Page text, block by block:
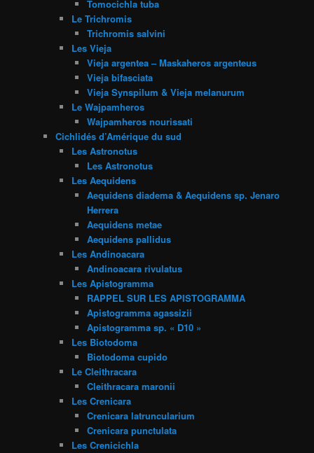
Tomocichla tuba
Le Trichromis
Trichromis salvini
Les Vieja
Vieja argentea – Maskaheros argenteus
Vieja bifasciata
Vieja Synspilum & Vieja melanurum
Le Wajpamheros
Wajpamheros nourissati
Cichlidés d’Amérique du sud
Les Astronotus
Les Astronotus
Les Aequidens
Aequidens diadema & Aequidens sp. Jenaro
Herrera
Aequidens metae
Aequidens pallidus
Les Andinoacara
Andinoacara rivulatus
Les Apistogramma
RAPPEL SUR LES APISTOGRAMMA
Apistogramma agassizii
Apistogramma sp. « D10 »
Les Biotodoma
Biotodoma cupido
Le Cleithracara
Cleithracara maronii
Les Crenicara
Crenicara latruncularium
Crenicara punctulata
Les Crenicichla